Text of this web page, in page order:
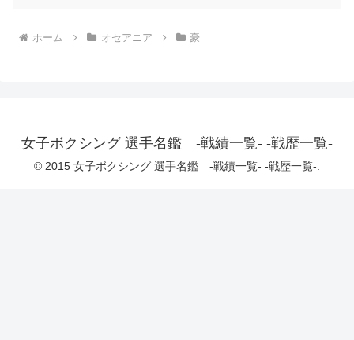
ホーム オセアニア 豪
女子ボクシング 選手名鑑 -戦績一覧- -戦歴一覧-
© 2015 女子ボクシング 選手名鑑 -戦績一覧- -戦歴一覧-.